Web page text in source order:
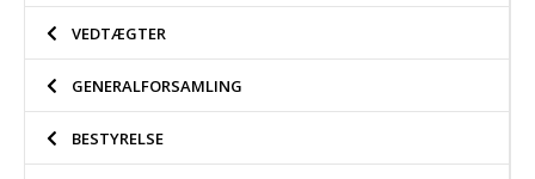
VEDTÆGTER
GENERALFORSAMLING
BESTYRELSE